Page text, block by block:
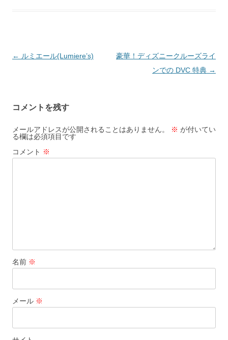
投
ゲ
ー
シ
ョ
← ルミエール(Lumiere’s)
豪華！ディズニークルーズライ
ンでの DVC 特典 →
コメントを残す
メールアドレスが公開されることはありません。 ※ が付いてい
る欄は必須項目です
コメント ※
名前 ※
メール ※